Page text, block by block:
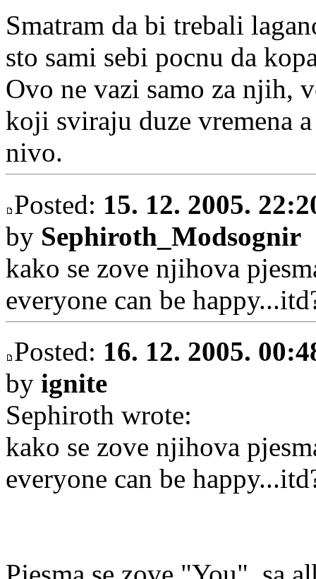
Smatram da bi trebali
sto sami sebi pocnu da
Ovo ne vazi samo za njih,
koji sviraju duze vremena
nivo.
Posted: 15. 12. 2005.
by Sephiroth_Modsognir
kako se zove njihova
everyone can be
Posted: 16. 12. 2005.
by ignite
Sephiroth wrote:
kako se zove njihova
everyone can be